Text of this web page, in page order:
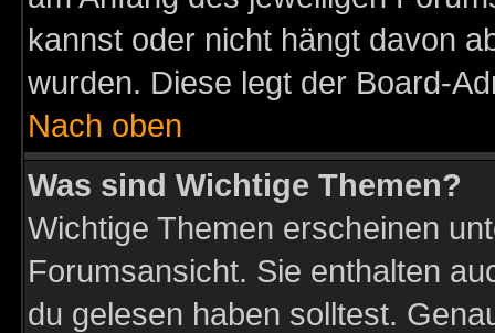
kannst oder nicht hängt davon
wurden. Diese legt der Board-
Nach oben
Was sind Wichtige Themen?
Wichtige Themen erscheinen
Forumsansicht. Sie enthalten
du gelesen haben solltest.